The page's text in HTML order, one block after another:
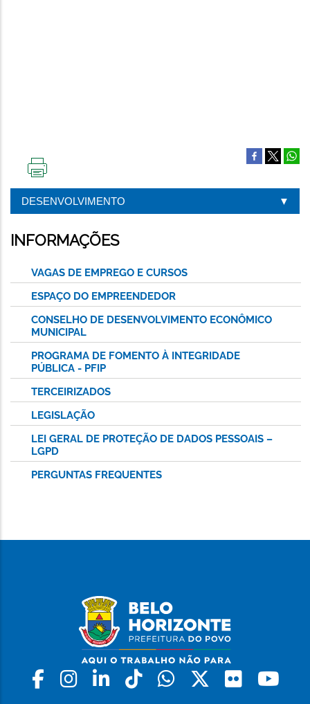
PÁGINA
DESENVOLVIMENTO
INFORMAÇÕES
VAGAS DE EMPREGO E CURSOS
ESPAÇO DO EMPREENDEDOR
CONSELHO DE DESENVOLVIMENTO ECONÔMICO
MUNICIPAL
PROGRAMA DE FOMENTO À INTEGRIDADE
PÚBLICA - PFIP
TERCEIRIZADOS
LEGISLAÇÃO
LEI GERAL DE PROTEÇÃO DE DADOS PESSOAIS –
LGPD
PERGUNTAS FREQUENTES
Facebook
Instagram
LinkedinTiktokWhatsapp
X Flickr